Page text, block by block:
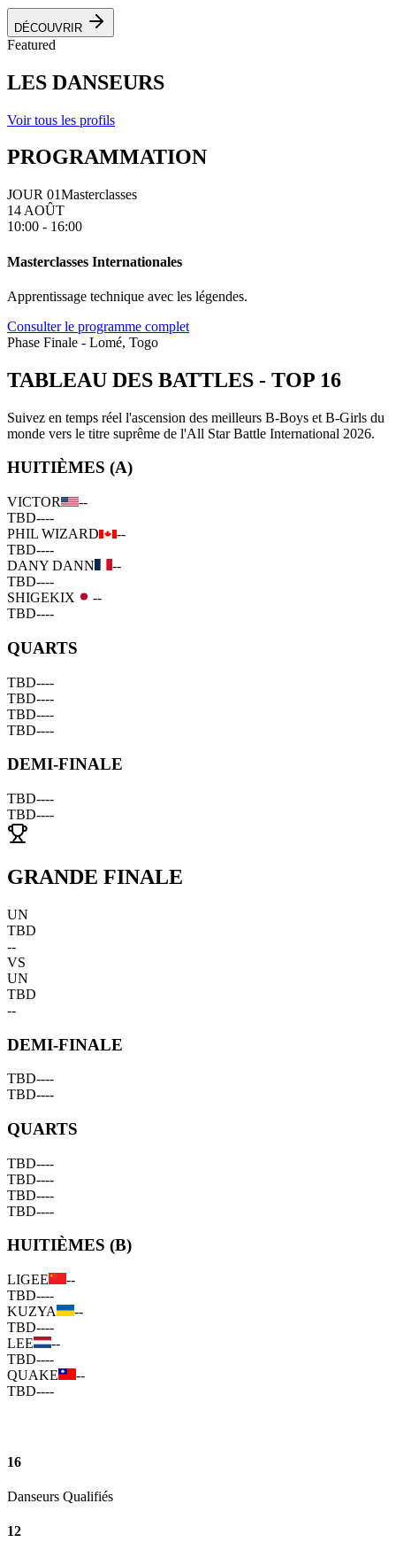
DÉCOUVRIR
Featured
LES DANSEURS
Voir tous les profils
PROGRAMMATION
JOUR 01Masterclasses
14 AOÛT
10:00 - 16:00
Masterclasses Internationales
Apprentissage technique avec les légendes.
Consulter le programme complet
Phase Finale - Lomé, Togo
TABLEAU DES BATTLES - TOP 16
Suivez en temps réel l'ascension des meilleurs B-Boys et B-Girls du
monde vers le titre suprême de l'All Star Battle International 2026.
HUITIÈMES (A)
VICTOR
--
TBD----
PHIL WIZARD
--
TBD----
DANY DANN
--
TBD----
SHIGEKIX
--
TBD----
QUARTS
TBD----
TBD----
TBD----
TBD----
DEMI-FINALE
TBD----
TBD----
GRANDE FINALE
UN
TBD
--
VS
UN
TBD
--
DEMI-FINALE
TBD----
TBD----
QUARTS
TBD----
TBD----
TBD----
TBD----
HUITIÈMES (B)
LIGEE
--
TBD----
KUZYA
--
TBD----
LEE
--
TBD----
QUAKE
--
TBD----
16
Danseurs Qualifiés
12